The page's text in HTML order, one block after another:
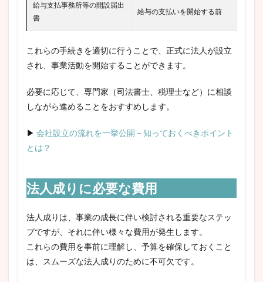
給与支払事務所等の開設届出
書
給与の支払いを開始する前
これらの手続きを適切に行うことで、正式に法人が設立
され、事業活動を開始することができます。
必要に応じて、専門家（司法書士、税理士など）に相談
しながら進めることをおすすめします。
▶ 会社設立の流れを一挙公開 – 知っておくべきポイント
とは？
法人成りに必要な費用
法人成りは、事業の成長に伴い検討される重要なステッ
プですが、それに伴い様々な費用が発生します。
これらの費用を事前に理解し、予算を確保しておくこと
は、スムーズな法人成りのために不可欠です。